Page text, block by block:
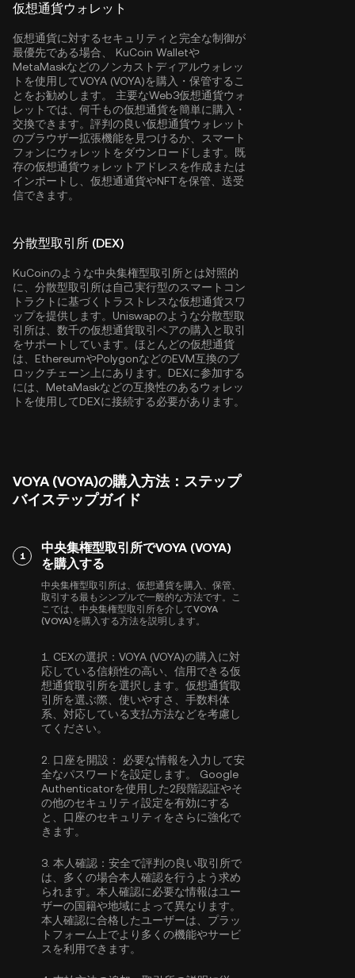
仮想通貨ウォレット
仮想通貨に対するセキュリティと完全な制御が
最優先である場合、 KuCoin Walletや
MetaMaskなどのノンカストディアルウォレッ
トを使用してVOYA (VOYA)を購入・保管するこ
とをお勧めします。 主要なWeb3仮想通貨ウォ
レットでは、何千もの仮想通貨を簡単に購入・
交換できます。評判の良い仮想通貨ウォレット
のブラウザー拡張機能を見つけるか、スマート
フォンにウォレットをダウンロードします。既
存の仮想通貨ウォレットアドレスを作成または
インポートし、仮想通通貨やNFTを保管、送受
信できます。
分散型取引所 (DEX)
KuCoinのような中央集権型取引所とは対照的
に、分散型取引所は自己実行型のスマートコン
トラクトに基づくトラストレスな仮想通貨スワ
ップを提供します。Uniswapのような分散型取
引所は、数千の仮想通貨取引ペアの購入と取引
をサポートしています。ほとんどの仮想通貨
は、 EthereumやPolygonなどのEVM互換のブ
ロックチェーン上にあります。DEXに参加する
には、MetaMaskなどの互換性のあるウォレッ
トを使用してDEXに接続する必要があります。
VOYA (VOYA)の購入方法：ステップ
バイステップガイド
1
中央集権型取引所でVOYA (VOYA)
を購入する
中央集権型取引所は、仮想通貨を購入、保管、
取引する最もシンプルで一般的な方法です。こ
こでは、中央集権型取引所を介してVOYA
(VOYA)を購入する方法を説明します。
1. CEXの選択： VOYA (VOYA)の購入に対
応している信頼性の高い、信用できる仮
想通貨取引所を選択します。仮想通貨取
引所を選ぶ際、使いやすさ、手数料体
系、対応している支払方法などを考慮し
てください。
2. 口座を開設： 必要な情報を入力して安
全なパスワードを設定します。 Google
Authenticatorを使用した2段階認証やそ
の他のセキュリティ設定を有効にする
と、口座のセキュリティをさらに強化で
きます。
3. 本人確認： 安全で評判の良い取引所で
は、多くの場合本人確認を行うよう求め
られます。本人確認に必要な情報はユー
ザーの国籍や地域によって異なります。
本人確認に合格したユーザーは、プラッ
トフォーム上でより多くの機能やサービ
スを利用できます。